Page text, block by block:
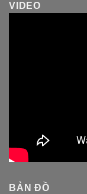
VIDEO
BẢN ĐỒ